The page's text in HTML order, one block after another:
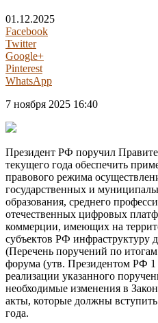
01.12.2025
Facebook
Twitter
Google+
Pinterest
WhatsApp
7 ноября 2025 16:40
Президент РФ поручил
текущего года обеспечить
правового режима
государственных и
образования, среднего
отечественных цифровых
коммерции, имеющих на
субъектов РФ инфраструктуру
(Перечень поручений по
форума (утв. Президентом РФ 1
реализации указанного
необходимые изменения в
акты, которые должны
года.